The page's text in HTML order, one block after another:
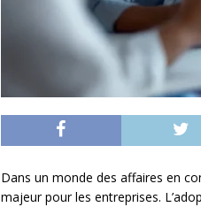
Dans un monde des affaires en
majeur pour les entreprises.